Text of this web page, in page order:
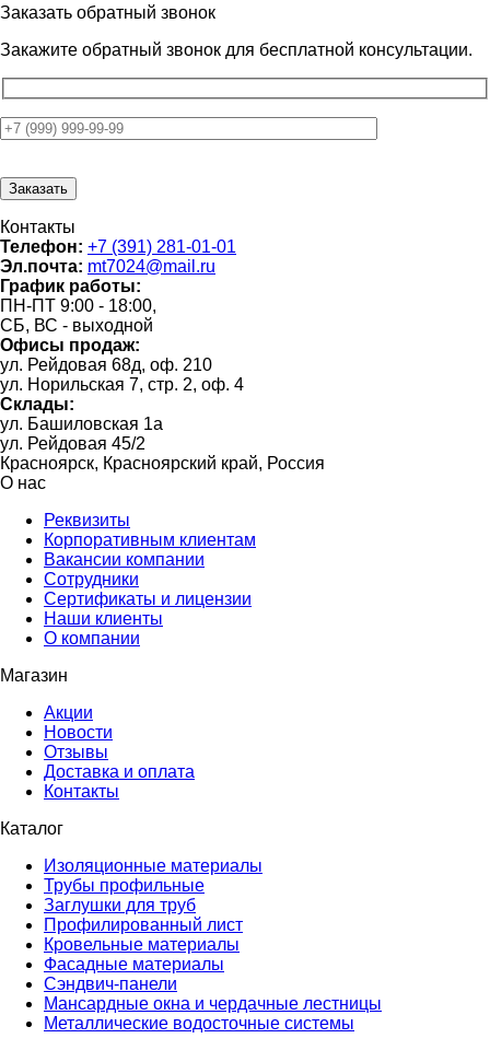
Заказать обратный звонок
Закажите обратный звонок для бесплатной консультации.
Контакты
Телефон: +7 (391) 281-01-01
Эл.почта: mt7024@mail.ru
График работы:
ПН-ПТ 9:00 - 18:00,
СБ, ВС - выходной
Офисы продаж:
ул. Рейдовая 68д, оф. 210
ул. Норильская 7, стр. 2, оф. 4
Склады:
ул. Башиловская 1а
ул. Рейдовая 45/2
Красноярск, Красноярский край, Россия
О нас
Реквизиты
Корпоративным клиентам
Вакансии компании
Сотрудники
Сертификаты и лицензии
Наши клиенты
О компании
Магазин
Акции
Новости
Отзывы
Доставка и оплата
Контакты
Каталог
Изоляционные материалы
Трубы профильные
Заглушки для труб
Профилированный лист
Кровельные материалы
Фасадные материалы
Сэндвич-панели
Мансардные окна и чердачные лестницы
Металлические водосточные системы